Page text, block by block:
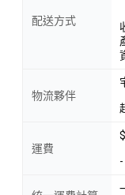
配送方式
物流夥伴
運費